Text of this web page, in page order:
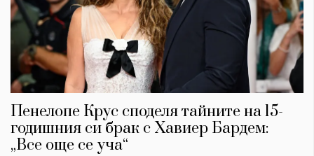
Пенелопе Крус споделя тайните на 15-
годишния си брак с Хавиер Бардем:
„Все още се уча“